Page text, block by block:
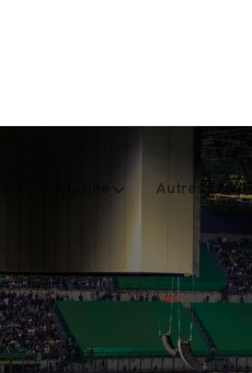
Autres Events